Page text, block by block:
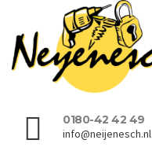
0180-42 42 49
info@neijenesch.nl